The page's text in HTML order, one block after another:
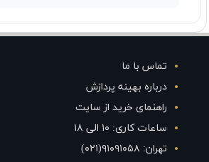
تماس با ما
درباره بهینه پردازش
راهنمای خرید از سایت
ساعات کاری: ۱۰ الی ۱۸
تهران: ۹۱۰۹۱۰۵۸(۰۲۱)